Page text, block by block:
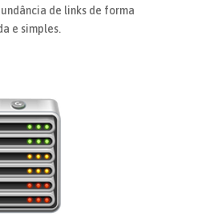
de links de forma
e simples.